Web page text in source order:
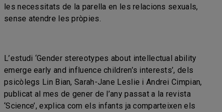
les necessitats de la parella en les relacions sexuals,
sense atendre les pròpies.
L’estudi ‘Gender stereotypes about intellectual ability
emerge early and influence children’s interests’, dels
psicòlegs Lin Bian, Sarah-Jane Leslie i Andrei Cimpian,
publicat al mes de gener de l’any passat a la revista
‘Science’, explica com els infants ja comparteixen els